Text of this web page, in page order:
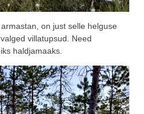
on just selle helguse
villatupsud. Need
haldjamaaks.